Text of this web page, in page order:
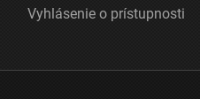
Vyhlásenie o prístupnosti